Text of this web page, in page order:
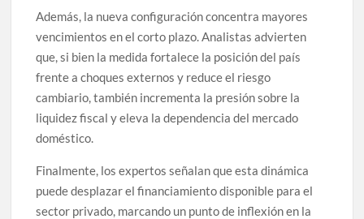
Además, la nueva configuración concentra mayores
vencimientos en el corto plazo. Analistas advierten
que, si bien la medida fortalece la posición del país
frente a choques externos y reduce el riesgo
cambiario, también incrementa la presión sobre la
liquidez fiscal y eleva la dependencia del mercado
doméstico.
Finalmente, los expertos señalan que esta dinámica
puede desplazar el financiamiento disponible para el
sector privado, marcando un punto de inflexión en la